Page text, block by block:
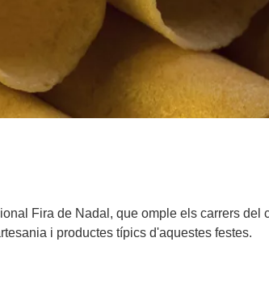
Fira de Nadal, que omple els carrers del
i productes típics d'aquestes festes.